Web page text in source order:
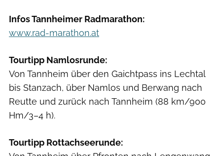
Infos Tannheimer Radmarathon:
www.rad-marathon.at
Tourtipp Namlosrunde:
Von Tannheim über den Gaichtpass ins Lechtal
bis Stanzach, über Namlos und Berwang nach
Reutte und zurück nach Tannheim (88 km/900
Hm/3–4 h).
Tourtipp Rottachseerunde: